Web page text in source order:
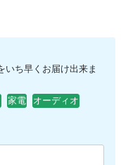
いち早くお届け出来ま
家電
オーディオ